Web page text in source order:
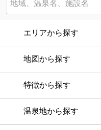
エリアから探す
地図から探す
特徴から探す
温泉地から探す